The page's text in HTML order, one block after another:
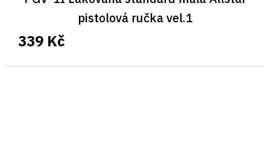
pistolová ručka vel.1
339 Kč